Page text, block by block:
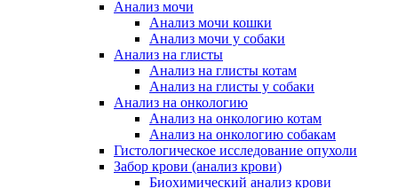
Анализ мочи
Анализ мочи кошки
Анализ мочи у собаки
Анализ на глисты
Анализ на глисты котам
Анализ на глисты у собаки
Анализ на онкологию
Анализ на онкологию котам
Анализ на онкологию собакам
Гистологическое исследование опухоли
Забор крови (анализ крови)
Биохимический анализ крови